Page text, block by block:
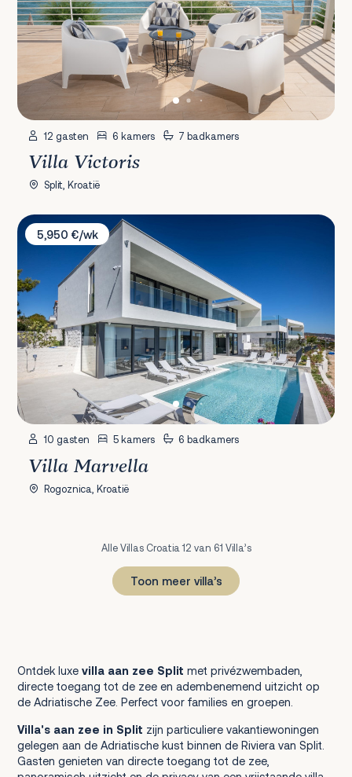
12 gasten 6 kamers 7 badkamers
Villa Victoris
Split, Kroatië
Villa Marvella
5,950 €/wk
10 gasten 5 kamers 6 badkamers
Villa Marvella
Rogoznica, Kroatië
Alle Villas Croatia 12 van 61 Villa’s
Toon meer villa’s
Ontdek luxe villa aan zee Split met privézwembaden,
directe toegang tot de zee en adembenemend uitzicht op
de Adriatische Zee. Perfect voor families en groepen.
Villa's aan zee in Split zijn particuliere vakantiewoningen
gelegen aan de Adriatische kust binnen de Riviera van Split.
Gasten genieten van directe toegang tot de zee,